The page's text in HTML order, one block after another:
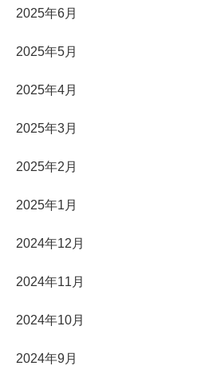
2025年6月
2025年5月
2025年4月
2025年3月
2025年2月
2025年1月
2024年12月
2024年11月
2024年10月
2024年9月